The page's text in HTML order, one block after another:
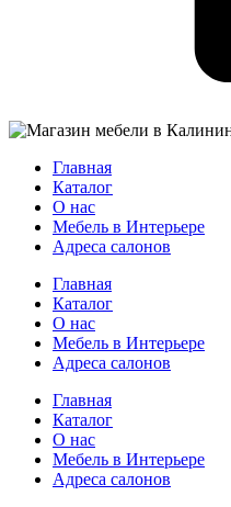
Главная
Каталог
О нас
Мебель в Интерьере
Адреса салонов
Главная
Каталог
О нас
Мебель в Интерьере
Адреса салонов
Главная
Каталог
О нас
Мебель в Интерьере
Адреса салонов